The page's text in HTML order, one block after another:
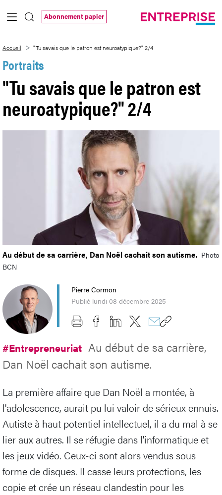
Saut au contenu principal
Abonnement papier
Accueil "Tu savais que le patron est neuroatypique?" 2/4
Portraits
"Tu savais que le patron est
neuroatypique?" 2/4
Au début de sa carrière, Dan Noël cachait son autisme. Photo
BCN
Pierre Cormon
Publié lundi 08 décembre 2025
#Entrepreneuriat Au début de sa carrière,
Dan Noël cachait son autisme.
La première affaire que Dan Noël a montée, à
l'adolescence, aurait pu lui valoir de sérieux ennuis.
Autiste à haut potentiel intellectuel, il a du mal à se
lier aux autres. Il se réfugie dans l'informatique et
les jeux vidéo. Ceux-ci sont alors vendus sous
forme de disques. Il casse leurs protections, les
copie et crée un réseau clandestin pour les